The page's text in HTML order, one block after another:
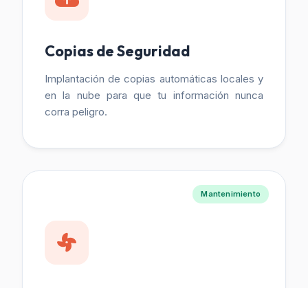
Copias de Seguridad
Implantación de copias automáticas locales y
en la nube para que tu información nunca
corra peligro.
Mantenimiento